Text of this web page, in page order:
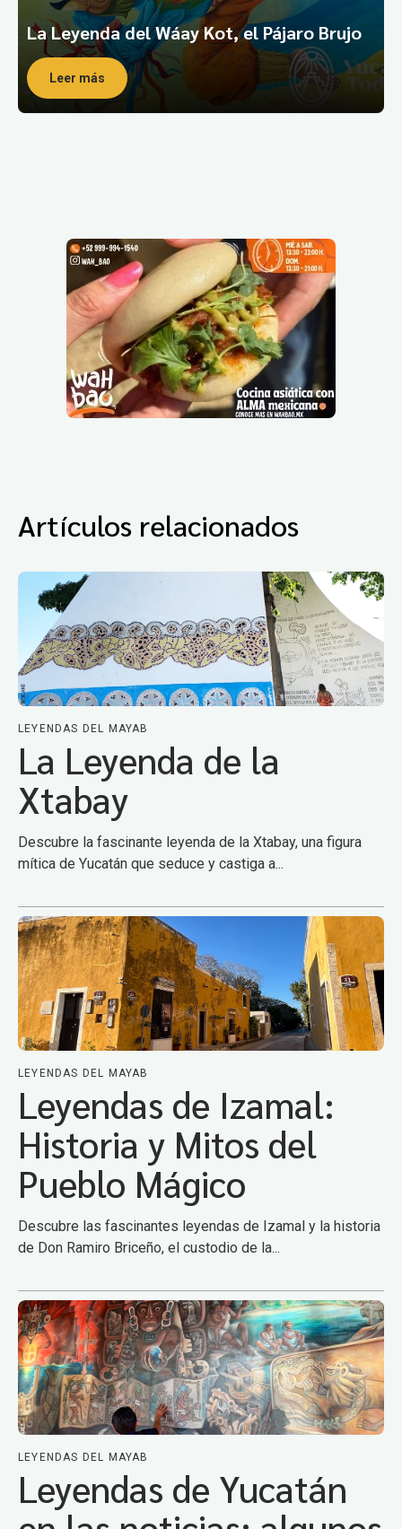
La Leyenda del Wáay Kot, el Pájaro Brujo
Leer más
Artículos relacionados
LEYENDAS DEL MAYAB
La Leyenda de la
Xtabay
Descubre la fascinante leyenda de la Xtabay, una figura
mítica de Yucatán que seduce y castiga a...
LEYENDAS DEL MAYAB
Leyendas de Izamal:
Historia y Mitos del
Pueblo Mágico
Descubre las fascinantes leyendas de Izamal y la historia
de Don Ramiro Briceño, el custodio de la...
LEYENDAS DEL MAYAB
Leyendas de Yucatán